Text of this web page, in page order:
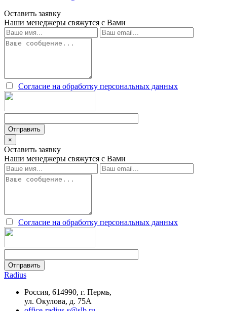
Оставить заявку
Наши менеджеры свяжутся с Вами
Согласие на обработку персональных данных
×
Оставить заявку
Наши менеджеры свяжутся с Вами
Согласие на обработку персональных данных
Radius
Россия, 614990, г. Пермь,
ул. Окулова, д. 75А